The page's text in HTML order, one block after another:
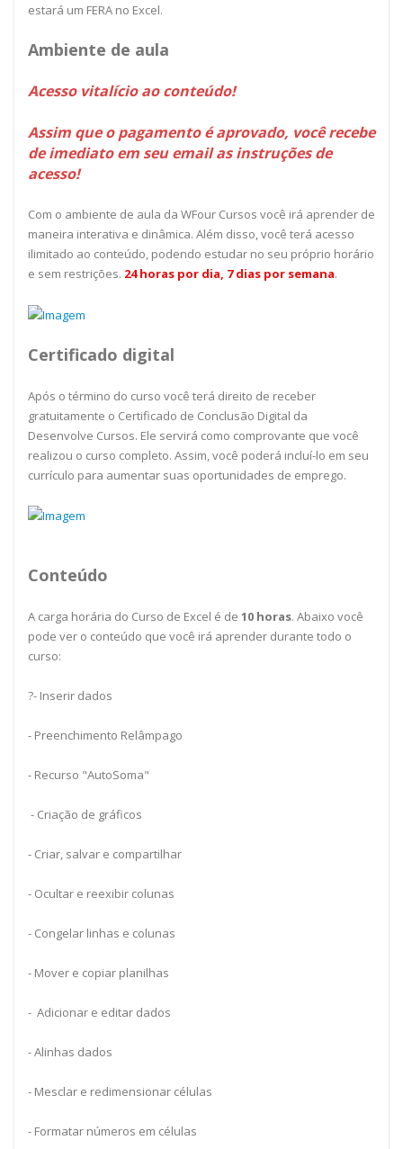
estará um FERA no Excel.
Ambiente de aula
Acesso vitalício ao conteúdo!
Assim que o pagamento é aprovado, você recebe
de imediato em seu email as instruções de
acesso!
Com o ambiente de aula da WFour Cursos você irá aprender de
maneira interativa e dinâmica. Além disso, você terá acesso
ilimitado ao conteúdo, podendo estudar no seu próprio horário
e sem restrições. 24 horas por dia, 7 dias por semana.
Certificado digital
Após o término do curso você terá direito de receber
gratuitamente o Certificado de Conclusão Digital da
Desenvolve Cursos. Ele servirá como comprovante que você
realizou o curso completo. Assim, você poderá incluí-lo em seu
currículo para aumentar suas oportunidades de emprego.
Conteúdo
A carga horária do Curso de Excel é de 10 horas. Abaixo você
pode ver o conteúdo que você irá aprender durante todo o
curso:
?- Inserir dados
- Preenchimento Relâmpago
- Recurso "AutoSoma"
- Criação de gráficos
- Criar, salvar e compartilhar
- Ocultar e reexibir colunas
- Congelar linhas e colunas
- Mover e copiar planilhas
- Adicionar e editar dados
- Alinhas dados
- Mesclar e redimensionar células
- Formatar números em células